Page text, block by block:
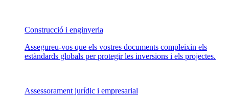
Construcció i enginyeria
Assegureu-vos que els vostres documents compleixin els
estàndards globals per protegir les inversions i els projectes.
Assessorament jurídic i empresarial